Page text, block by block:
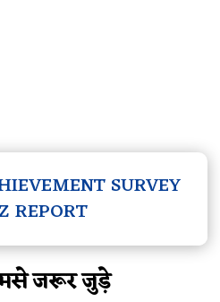
SURVEY
REPORT
जरूर जुड़े